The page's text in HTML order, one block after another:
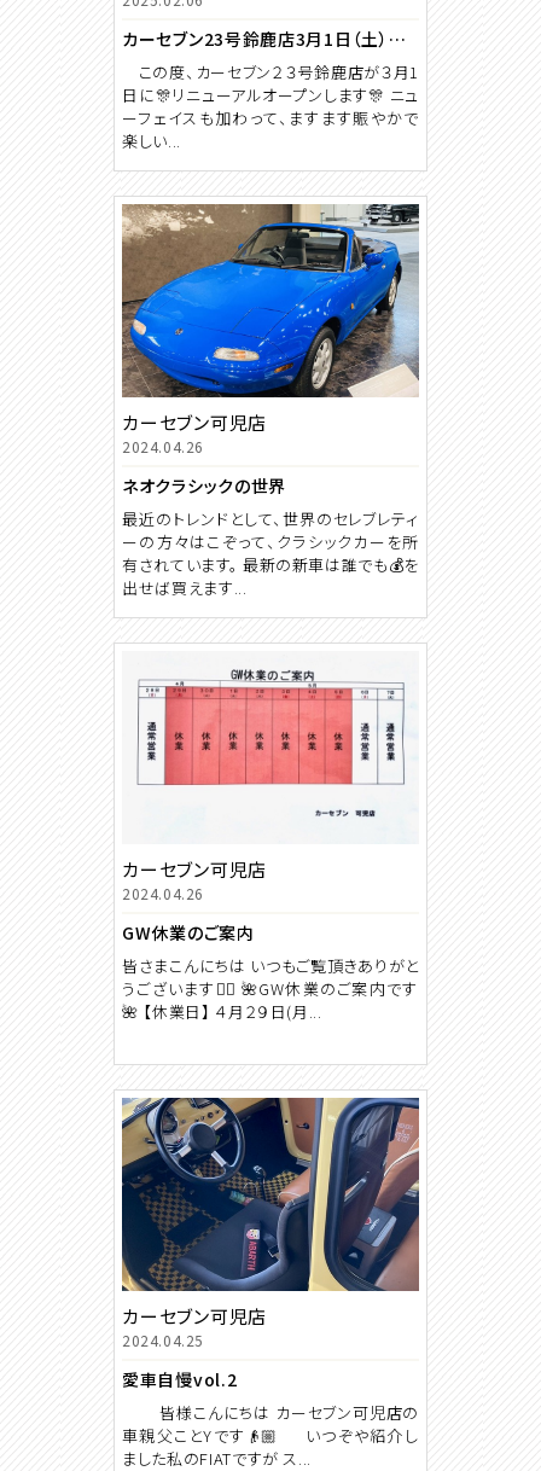
カーセブン23号鈴鹿店3月1日（土） リニューアルオープンします。
この度、カーセブン２３号鈴鹿店が３月1
日に🎊リニューアルオープンします🎊 ニュ
ーフェイスも加わって、ますます賑やかで
楽しい...
カーセブン可児店
2024.04.26
ネオクラシックの世界
最近のトレンドとして、世界のセレブレティ
ーの方々はこぞって、クラシックカーを所
有されています。 最新の新車は誰でも💰を
出せば買えます...
カーセブン可児店
2024.04.26
GW休業のご案内
皆さまこんにちは いつもご覧頂きありがと
うございます🙇‍♀️ 🌺GW休業のご案内です
🌺 【休業日】 ４月２９日(月...
カーセブン可児店
2024.04.25
愛車自慢vol.2
皆様こんにちは カーセブン可児店の
車親父ことYです👴🏼 いつぞや紹介し
ました私のFIATですが ス...